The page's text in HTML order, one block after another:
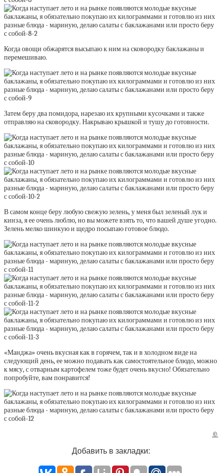
Когда овощи обжарятся высыпаю к ним на сковородку баклажаны и
перемешиваю.
Затем беру два помидора, нарезаю их крупными кусочками и также
отправляю на сковородку. Накрываю крышкой и тушу до готовности.
В самом конце беру любую свежую зелень, у меня был зеленый лук и
кинза, я ее очень люблю, но вы можете взять то, что вашей душе угодно.
Зелень мелко шинкую и щедро посыпаю готовое блюдо.
«Манджа» очень вкусная как в горячем, так и в холодном виде на
следующий день, ее можно подавать как самостоятельное блюдо, можно
к мясу, с отварным картофелем тоже будет очень вкусно! Обязательно
попробуйте, вам понравится!
©
Добавить в закладки: